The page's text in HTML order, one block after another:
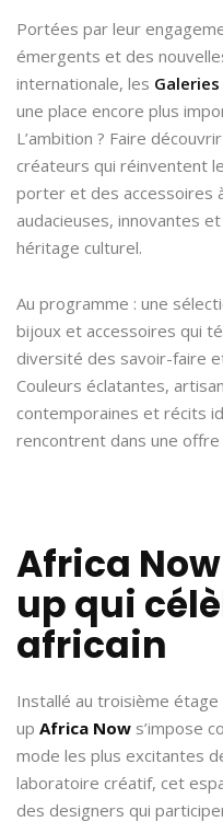
Portées par leur
émergents et des
internationale, les
une place encore plus
L’ambition ? Faire
créateurs qui réinventent
porter et des accessoires
audacieuses, innovantes
héritage culturel.
Au programme : une
bijoux et accessoires qui
diversité des savoir-faire
Couleurs éclatantes,
contemporaines et récits
rencontrent dans une
Africa
up qui
africain
Installé au troisième
up Africa Now s’impose
mode les plus excitantes
laboratoire créatif, cet
des designers qui